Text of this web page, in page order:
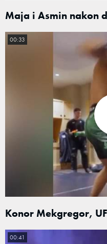
Maja i Asmin nakon
Konor Mekgregor,
00:33
00:41